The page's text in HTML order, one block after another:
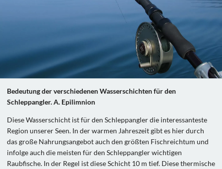
Bedeutung der verschiedenen Wasserschichten für den
Schleppangler. A. Epilimnion
Diese Wasserschicht ist für den Schleppangler die interessanteste
Region unserer Seen. In der warmen Jahreszeit gibt es hier durch
das große Nahrungsangebot auch den größten Fischreichtum und
infolge auch die meisten für den Schleppangler wichtigen
Raubfische. In der Regel ist diese Schicht 10 m tief. Diese thermische